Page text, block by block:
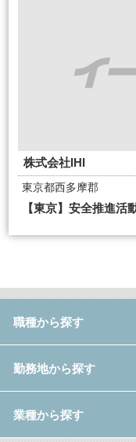
株式会社IHI
東京都西多摩郡
【東京】安全推進活
職種から探す
勤務地から探す
業種から探す